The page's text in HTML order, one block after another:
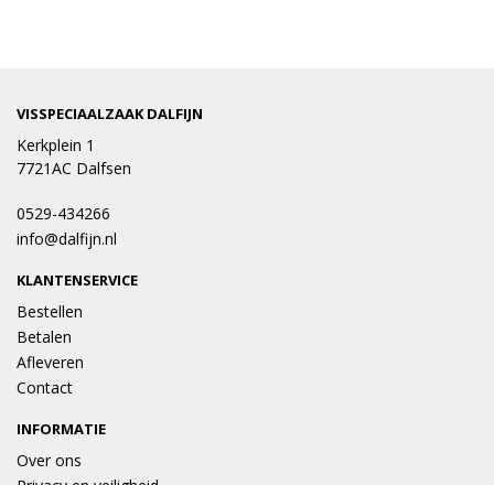
VISSPECIAALZAAK DALFIJN
Kerkplein 1
7721AC Dalfsen
0529-434266
info@dalfijn.nl
KLANTENSERVICE
Bestellen
Betalen
Afleveren
Contact
INFORMATIE
Over ons